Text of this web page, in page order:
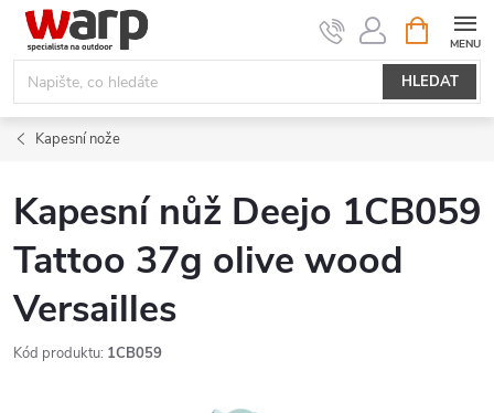
Přejít
obsah
HLEDAT
NÁKUPNÍ
KOŠÍK
Kapesní nože
Kapesní nůž Deejo 1CB059
Tattoo 37g olive wood
Versailles
Kód produktu: 1CB059